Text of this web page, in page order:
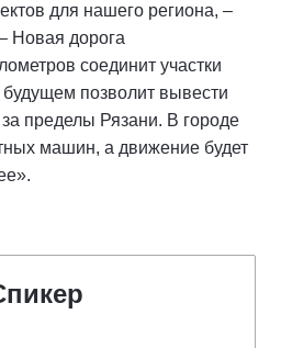
для нашего региона, –
Новая дорога
соединит участки
позволит вывести
пределы Рязани. В городе
машин, а движение будет